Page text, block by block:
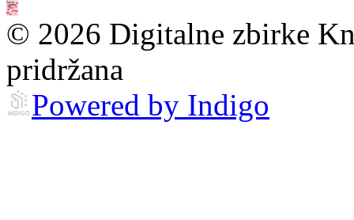
© 2026 Digitalne zbirke
pridržana
Powered by Indigo